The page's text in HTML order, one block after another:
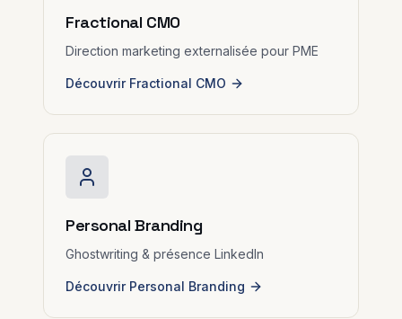
Fractional CMO
Direction marketing externalisée pour PME
Découvrir Fractional CMO
Personal Branding
Ghostwriting & présence LinkedIn
Découvrir Personal Branding